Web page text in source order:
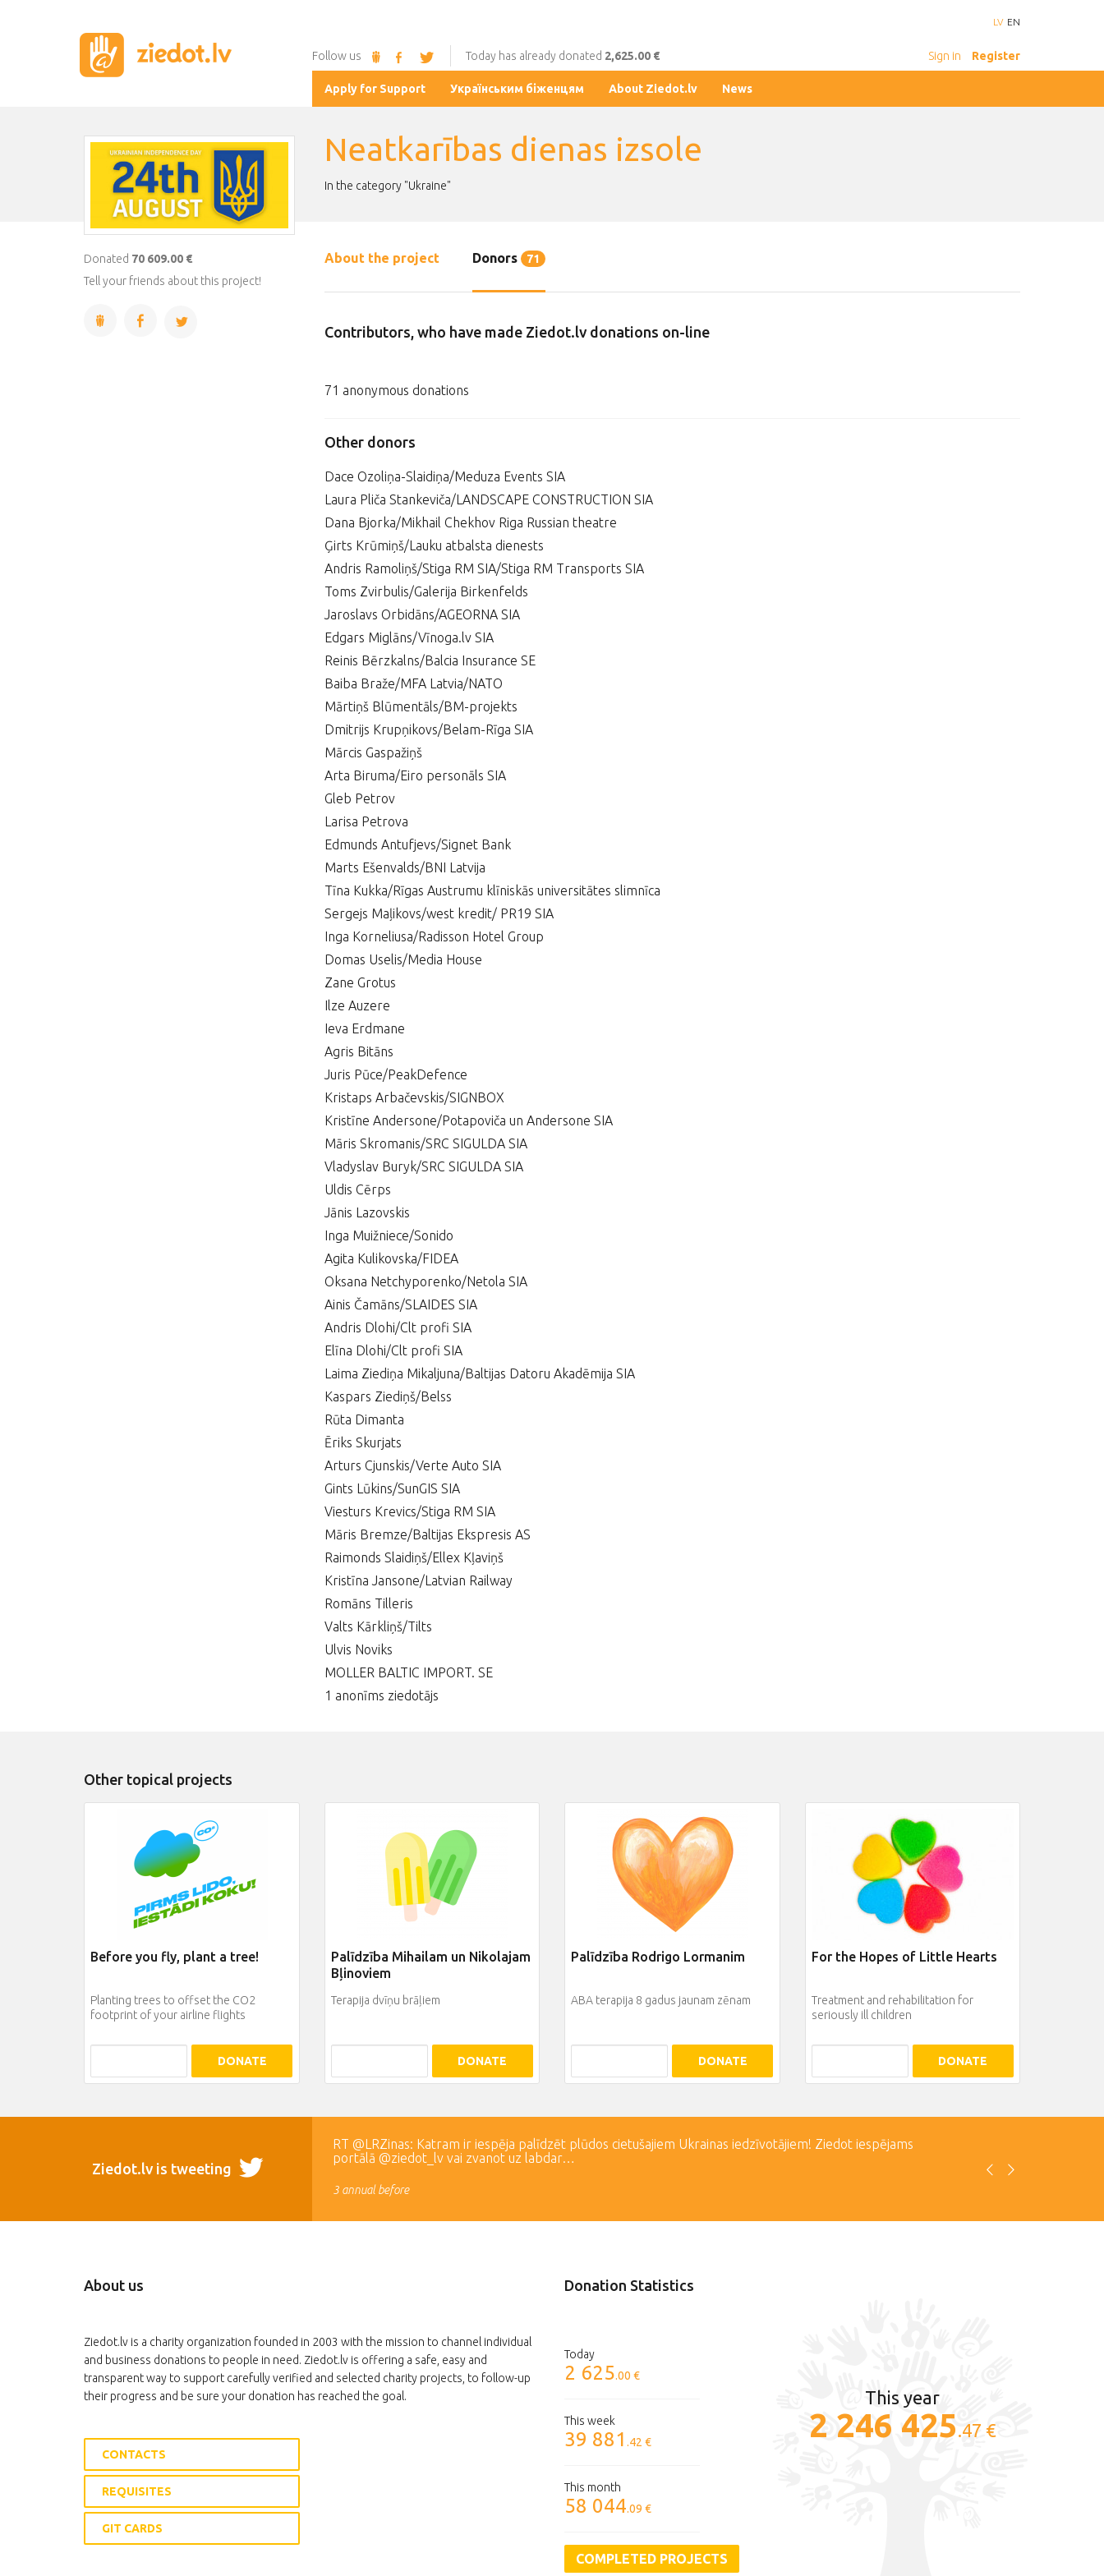
LV EN
Follow us Today has already donated 2,625.00 € Sign in Register
Apply for Support Українським біженцям About Ziedot.lv News
Neatkarības dienas izsole
In the category "Ukraine"
Donated 70 609.00 €
Tell your friends about this project!
About the project Donors 71
Contributors, who have made Ziedot.lv donations on-line
71 anonymous donations
Other donors
Dace Ozoliņa-Slaidiņa/Meduza Events SIA
Laura Pliča Stankeviča/LANDSCAPE CONSTRUCTION SIA
Dana Bjorka/Mikhail Chekhov Riga Russian theatre
Ģirts Krūmiņš/Lauku atbalsta dienests
Andris Ramoliņš/Stiga RM SIA/Stiga RM Transports SIA
Toms Zvirbulis/Galerija Birkenfelds
Jaroslavs Orbidāns/AGEORNA SIA
Edgars Miglāns/Vīnoga.lv SIA
Reinis Bērzkalns/Balcia Insurance SE
Baiba Braže/MFA Latvia/NATO
Mārtiņš Blūmentāls/BM-projekts
Dmitrijs Krupņikovs/Belam-Rīga SIA
Mārcis Gaspažiņš
Arta Biruma/Eiro personāls SIA
Gleb Petrov
Larisa Petrova
Edmunds Antufjevs/Signet Bank
Marts Ešenvalds/BNI Latvija
Tīna Kukka/Rīgas Austrumu klīniskās universitātes slimnīca
Sergejs Maļikovs/west kredit/ PR19 SIA
Inga Korneliusa/Radisson Hotel Group
Domas Uselis/Media House
Zane Grotus
Ilze Auzere
Ieva Erdmane
Agris Bitāns
Juris Pūce/PeakDefence
Kristaps Arbačevskis/SIGNBOX
Kristīne Andersone/Potapoviča un Andersone SIA
Māris Skromanis/SRC SIGULDA SIA
Vladyslav Buryk/SRC SIGULDA SIA
Uldis Cērps
Jānis Lazovskis
Inga Muižniece/Sonido
Agita Kulikovska/FIDEA
Oksana Netchyporenko/Netola SIA
Ainis Čamāns/SLAIDES SIA
Andris Dlohi/Clt profi SIA
Elīna Dlohi/Clt profi SIA
Laima Ziediņa Mikaljuna/Baltijas Datoru Akadēmija SIA
Kaspars Ziediņš/Belss
Rūta Dimanta
Ēriks Skurjats
Arturs Cjunskis/Verte Auto SIA
Gints Lūkins/SunGIS SIA
Viesturs Krevics/Stiga RM SIA
Māris Bremze/Baltijas Ekspresis AS
Raimonds Slaidiņš/Ellex Kļaviņš
Kristīna Jansone/Latvian Railway
Romāns Tilleris
Valts Kārkliņš/Tilts
Ulvis Noviks
MOLLER BALTIC IMPORT. SE
1 anonīms ziedotājs
Other topical projects
Before you fly, plant a tree!
Planting trees to offset the CO2
footprint of your airline flights
DONATE
Palīdzība Mihailam un Nikolajam
Bļinoviem
Terapija dvīņu brāļiem
DONATE
Palīdzība Rodrigo Lormanim
ABA terapija 8 gadus jaunam zēnam
DONATE
For the Hopes of Little Hearts
Treatment and rehabilitation for
seriously ill children
DONATE
Ziedot.lv is tweeting
RT @LRZinas: Katram ir iespēja palīdzēt plūdos cietušajiem Ukrainas iedzīvotājiem! Ziedot iespējams
portālā @ziedot_lv vai zvanot uz labdar…
3 annual before
About us
Ziedot.lv is a charity organization founded in 2003 with the mission to channel individual
and business donations to people in need. Ziedot.lv is offering a safe, easy and
transparent way to support carefully verified and selected charity projects, to follow-up
their progress and be sure your donation has reached the goal.
CONTACTS
REQUISITES
GIT CARDS
Donation Statistics
Today
2 625.00 €
This week
39 881 .42 €
This month
58 044.09 €
COMPLETED PROJECTS
This year
2 246 425.47 €